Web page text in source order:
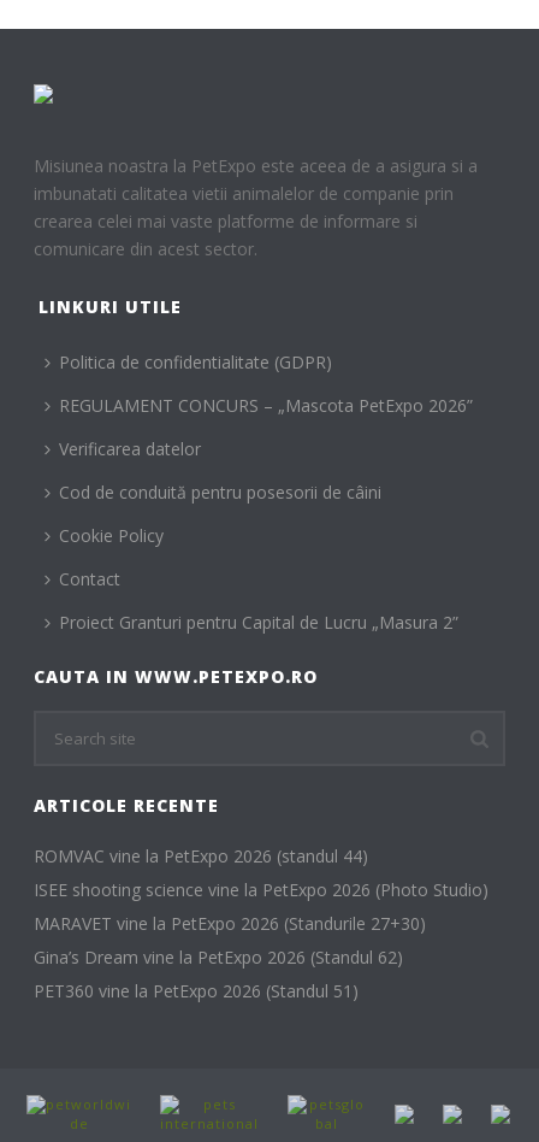
Misiunea noastra la PetExpo este aceea de a asigura si a
imbunatati calitatea vietii animalelor de companie prin
crearea celei mai vaste platforme de informare si
comunicare din acest sector.
LINKURI UTILE
Politica de confidentialitate (GDPR)
REGULAMENT CONCURS – „Mascota PetExpo 2026”
Verificarea datelor
Cod de conduită pentru posesorii de câini
Cookie Policy
Contact
Proiect Granturi pentru Capital de Lucru „Masura 2”
CAUTA IN WWW.PETEXPO.RO
ARTICOLE RECENTE
ROMVAC vine la PetExpo 2026 (standul 44)
ISEE shooting science vine la PetExpo 2026 (Photo Studio)
MARAVET vine la PetExpo 2026 (Standurile 27+30)
Gina’s Dream vine la PetExpo 2026 (Standul 62)
PET360 vine la PetExpo 2026 (Standul 51)